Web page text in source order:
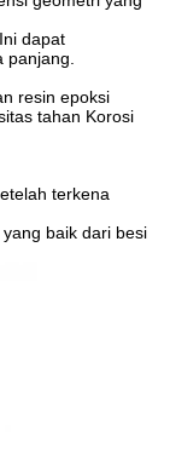
dapat
panjang.
resin epoksi
tahan Korosi
terkena
baik dari besi